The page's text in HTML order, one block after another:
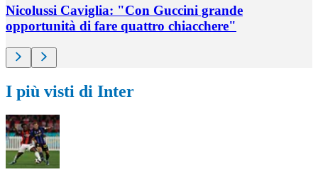
Nicolussi Caviglia: "Con Guccini grande
opportunità di fare quattro chiacchere"
I più visti di Inter